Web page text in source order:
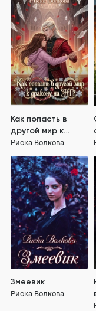
Как попасть в
другой мир к
дракону на НГ?
Риска Волкова
Змеевик
Риска Волкова